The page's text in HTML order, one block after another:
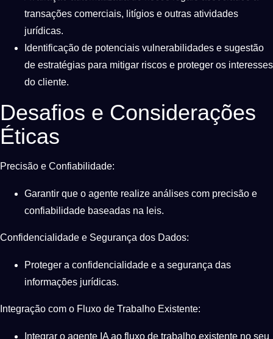
transações comerciais, litígios e outras atividades
jurídicas.
Identificação de potenciais vulnerabilidades e sugestão
de estratégias para mitigar riscos e proteger os interesses
do cliente.
Desafios e Considerações
Éticas
Precisão e Confiabilidade:
Garantir que o agente realize análises com precisão e
confiabilidade baseadas na leis.
Confidencialidade e Segurança dos Dados:
Proteger a confidencialidade e a segurança das
informações jurídicas.
Integração com o Fluxo de Trabalho Existente:
Integrar o agente IA ao fluxo de trabalho existente no seu